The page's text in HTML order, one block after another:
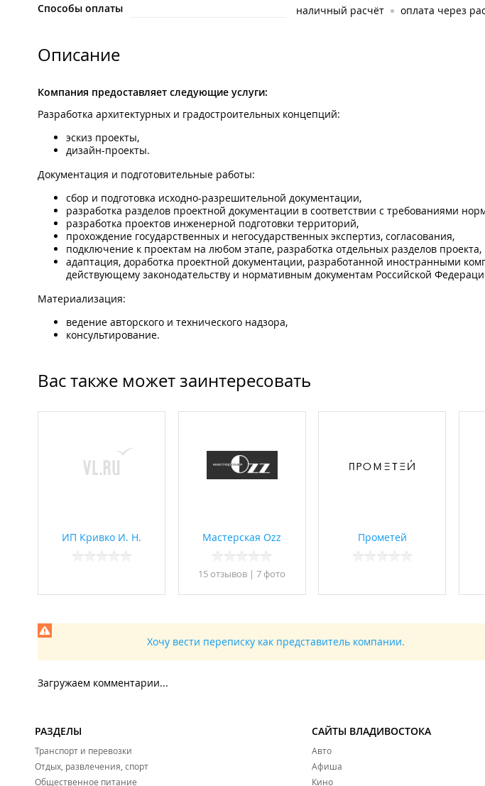
Способы оплаты
наличный расчёт оплата через
Описание
Компания предоставляет следующие услуги:
Разработка архитектурных и градостроительных концепций:
эскиз проекты,
дизайн-проекты.
Документация и подготовительные работы:
сбор и подготовка исходно-разрешительной документации,
разработка разделов проектной документации в соответствии с требованиями
разработка проектов инженерной подготовки территорий,
прохождение государственных и негосударственных экспертиз, согласования,
подключение к проектам на любом этапе, разработка отдельных разделов проекта,
адаптация, доработка проектной документации, разработанной иностранными
действующему законодательству и нормативным документам Российской
Материализация:
ведение авторского и технического надзора,
консультирование.
Вас также может заинтересовать
ИП Кривко И. Н. Мастерская Ozz
15 отзывов | 7 фото
Прометей
Хочу вести переписку как представитель компании.
Загружаем комментарии...
РАЗДЕЛЫ
Транспорт и перевозки
Отдых, развлечения, спорт
Общественное питание
САЙТЫ ВЛАДИВОСТОКА
Авто
Афиша
Кино